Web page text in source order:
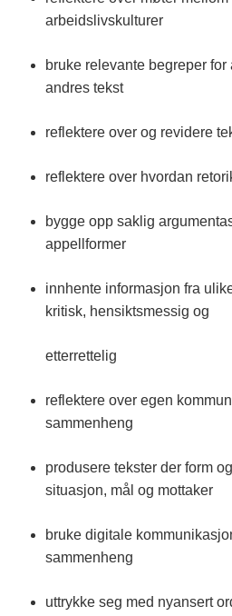
arbeidslivskulturer
bruke relevante begreper
andres tekst
reflektere over og revidere
reflektere over hvordan
bygge opp saklig
appellformer
innhente informasjon fra
kritisk, hensiktsmessig og
etterrettelig
reflektere over egen
sammenheng
produsere tekster der form
situasjon, mål og mottaker
bruke digitale
sammenheng
uttrykke seg med nyansert